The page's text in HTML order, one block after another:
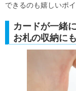
できるのも嬉しいポイ
カードが一緒
お札の収納に